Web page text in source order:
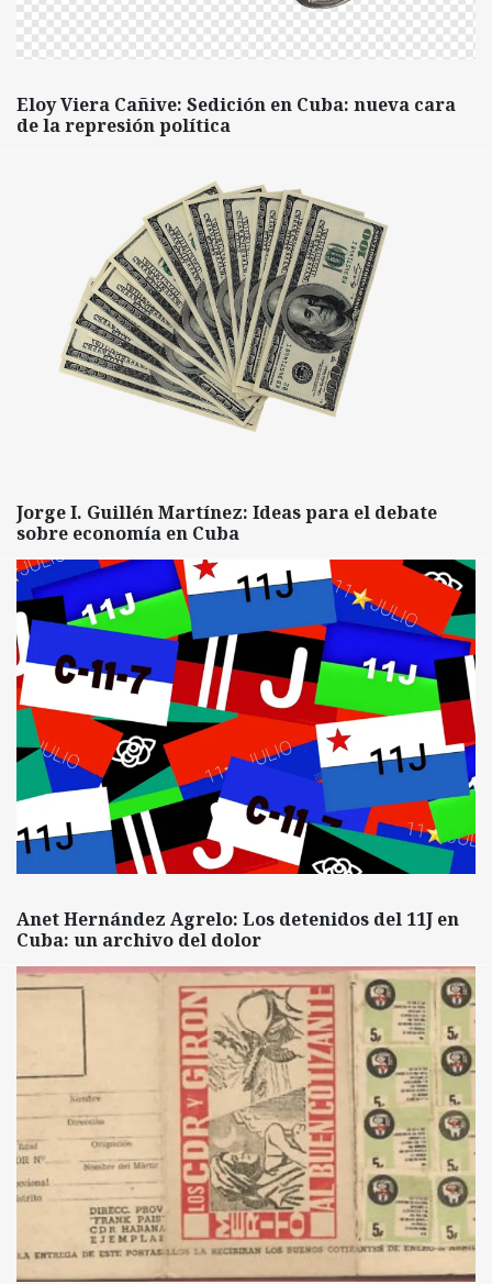
Eloy Viera Cañive: Sedición en Cuba: nueva cara
de la represión política
Jorge I. Guillén Martínez: Ideas para el debate
sobre economía en Cuba
Anet Hernández Agrelo: Los detenidos del 11J en
Cuba: un archivo del dolor